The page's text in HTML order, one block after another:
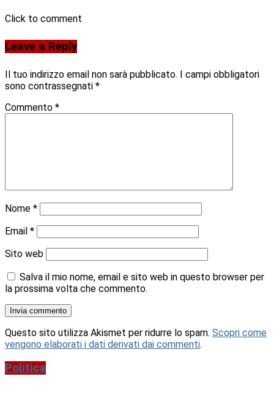
Click to comment
Leave a Reply
Il tuo indirizzo email non sarà pubblicato. I campi obbligatori
sono contrassegnati *
Commento *
Nome *
Email *
Sito web
Salva il mio nome, email e sito web in questo browser per
la prossima volta che commento.
Questo sito utilizza Akismet per ridurre lo spam. Scopri come
vengono elaborati i dati derivati dai commenti.
Politica